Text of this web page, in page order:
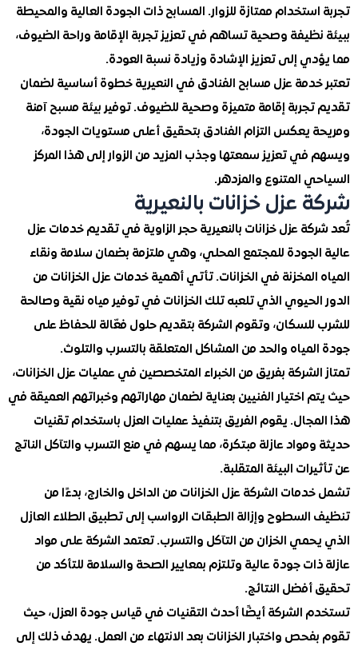
ممتازة للزوار. المسابح ذات الجودة العالية والمحيطة
وصحية تساهم في تعزيز تجربة الإقامة وراحة الضيوف،
إلى تعزيز الإشادة وزيادة نسبة العودة.
عزل مسابح الفنادق في النعيرية خطوة أساسية لضمان
إقامة متميزة وصحية للضيوف. توفير بيئة مسبح آمنة
يعكس التزام الفنادق بتحقيق أعلى مستويات الجودة،
تعزيز سمعتها وجذب المزيد من الزوار إلى هذا المركز
المتنوع والمزدهر.
عزل خزانات بالنعيرية
عزل خزانات بالنعيرية حجر الزاوية في تقديم خدمات عزل
للمجتمع المحلي، وهي ملتزمة بضمان سلامة ونقاء
المخزنة في الخزانات. تأتي أهمية خدمات عزل الخزانات من
الذي تلعبه تلك الخزانات في توفير مياه نقية وصالحة
وتقوم الشركة بتقديم حلول فعّالة للحفاظ على
والحد من المشاكل المتعلقة بالتسرب والتلوث.
بفريق من الخبراء المتخصصين في عمليات عزل الخزانات،
اختيار الفنيين بعناية لضمان مهاراتهم وخبراتهم العميقة في
يقوم الفريق بتنفيذ عمليات العزل باستخدام تقنيات
عازلة مبتكرة، مما يسهم في منع التسرب والتآكل الناتج
البيئة المتقلبة.
الشركة عزل الخزانات من الداخل والخارج، بدءًا من
وإزالة الطبقات الرواسب إلى تطبيق الطلاء العازل
الخزان من التآكل والتسرب. تعتمد الشركة على مواد
جودة عالية وتلتزم بمعايير الصحة والسلامة للتأكد من
النتائج.
الشركة أيضًا أحدث التقنيات في قياس جودة العزل، حيث
واختبار الخزانات بعد الانتهاء من العمل. يهدف ذلك إلى